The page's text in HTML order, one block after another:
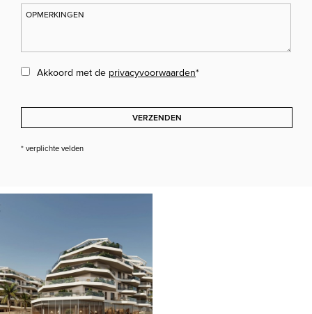
Akkoord met de privacyvoorwaarden*
VERZENDEN
* verplichte velden